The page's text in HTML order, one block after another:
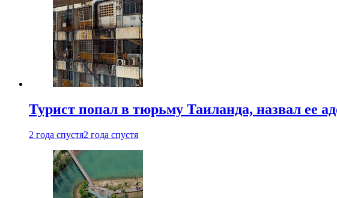
Турист попал в тюрьму Таиланда, назвал ее
2 года спустя2 года спустя